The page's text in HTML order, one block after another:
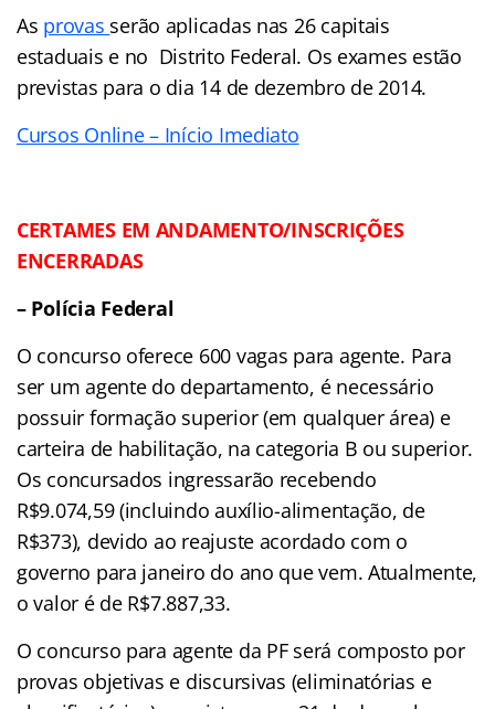
As provas serão aplicadas nas 26 capitais
estaduais e no Distrito Federal. Os exames estão
previstas para o dia 14 de dezembro de 2014.
Cursos Online – Início Imediato
CERTAMES EM ANDAMENTO/INSCRIÇÕES
ENCERRADAS
– Polícia Federal
O concurso oferece 600 vagas para agente. Para
ser um agente do departamento, é necessário
possuir formação superior (em qualquer área) e
carteira de habilitação, na categoria B ou superior.
Os concursados ingressarão recebendo
R$9.074,59 (incluindo auxílio-alimentação, de
R$373), devido ao reajuste acordado com o
governo para janeiro do ano que vem. Atualmente,
o valor é de R$7.887,33.
O concurso para agente da PF será composto por
provas objetivas e discursivas (eliminatórias e